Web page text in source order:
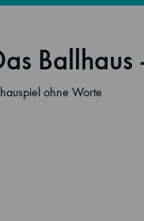
ohne Worte